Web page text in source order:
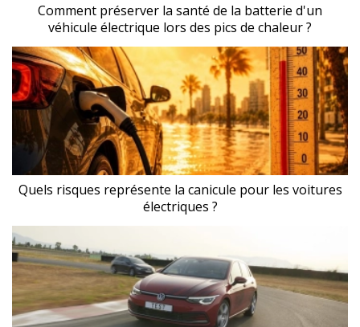
Comment préserver la santé de la batterie d'un
véhicule électrique lors des pics de chaleur ?
Quels risques représente la canicule pour les voitures
électriques ?